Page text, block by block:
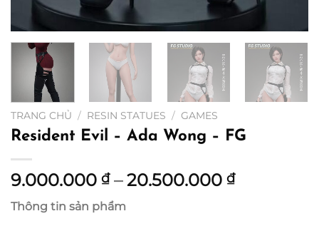
TRANG CHỦ / RESIN STATUES / GAMES
Resident Evil – Ada Wong – FG
9.000.000 ₫ – 20.500.000 ₫Khoảng
Thông tin sản phẩm